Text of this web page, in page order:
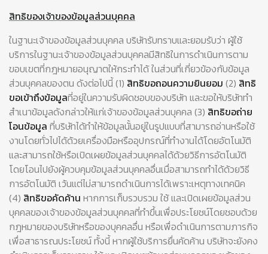
สิทธิของเจ้าของข้อมูลส่วนบุคคล
ในฐานะเจ้าของข้อมูลส่วนบุคคล บริษัทรับทราบและยอมรับว่า ผู้ใช้
บริการในฐานะเจ้าของข้อมูลส่วนบุคคลมีสิทธิในการดำเนินการตาม
ขอบเขตที่กฎหมายอนุญาตให้กระทำได้ ในส่วนที่เกี่ยวข้องกับข้อมูล
ส่วนบุคคลของตน ดังต่อไปนี้ (1) สิทธิขอถอนความยินยอม (2) สิทธิ
ขอเข้าถึงข้อมูลที่อยู่ในความรับผิดชอบของบริษัท และขอให้บริษัททำ
สำเนาข้อมูลดังกล่าวให้แก่เจ้าของข้อมูลส่วนบุคคล (3) สิทธิขอถ่าย
โอนข้อมูล ที่บริษัทได้ทำให้ข้อมูลนั้นอยู่ในรูปแบบที่สามารถอ่านหรือใช้
งานโดยทั่วไปได้ด้วยเครื่องมือหรืออุปกรณ์ที่ทำงานได้โดยอัตโนมัติ
และสามารถใช้หรือเปิดเผยข้อมูลส่วนบุคคลได้ด้วยวิธีการอัตโนมัติ
โดยโอนไปยังผู้ควบคุมข้อมูลส่วนบุคคลอื่นเมื่อสามารถทำได้ด้วยวิธี
การอัตโนมัติ เว้นแต่ไม่สามารถดำเนินการได้เพราะเหตุทางเทคนิค
(4) สิทธิขอคัดค้าน หากการเก็บรวบรวม ใช้ และเปิดเผยข้อมูลส่วน
บุคคลของเจ้าของข้อมูลส่วนบุคคลที่ทำขึ้นเพื่อประโยชน์โดยชอบด้วย
กฎหมายของบริษัทหรือของบุคคลอื่น หรือเพื่อดำเนินการตามภารกิจ
เพื่อสาธารณประโยชน์ ทั้งนี้ หากผู้ใช้บริการยื่นคัดค้าน บริษัทจะยังคง